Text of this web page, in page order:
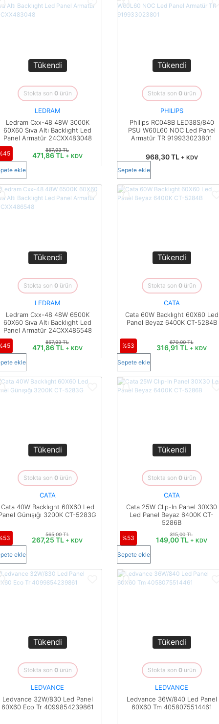
Tükendi
Stokta son 0ürün
LEDRAM
Ledram Cxx-48 48W 3000K
60X60 Sıva Altı Backlıght Led
Panel Armatür 24CXX483048
857,93 TL
471,86 TL + KDV
ekle
Tükendi
Stokta son 0ürün
PHILIPS
Philips RC048B LED38S/840
PSU W60L60 NOC Led Panel
Armatür TR 919933023801
968,30 TL + KDV
Sepete ekle
Tükendi
Stokta son 0ürün
LEDRAM
Ledram Cxx-48 48W 6500K
60X60 Sıva Altı Backlıght Led
Panel Armatür 24CXX486548
857,93 TL
471,86 TL + KDV
ekle
Tükendi
Stokta son 0ürün
CATA
Cata 60W Backlıght 60X60 Led
Panel Beyaz 6400K CT-5284B
%53 670,00 TL
316,91 TL + KDV
Sepete ekle
Tükendi
Stokta son 0ürün
CATA
Cata 40W Backlıght 60X60 Led
Günışığı 3200K CT-5283G
565,00 TL
267,25 TL + KDV
ekle
Tükendi
Stokta son 0ürün
CATA
Cata 25W Clıp-In Panel 30X30
Led Panel Beyaz 6400K CT-
5286B
%53 315,00 TL
149,00 TL + KDV
Sepete ekle
Tükendi
Stokta son 0ürün
LEDVANCE
Ledvance 32W/830 Led Panel
60X60 Eco Tr 4099854239861
Tükendi
Stokta son 0ürün
LEDVANCE
Ledvance 36W/840 Led Panel
60X60 Tm 4058075514461
Haberleşme
Açtırma Bobini
Kofra ve
Kombinasyon
Kutusu